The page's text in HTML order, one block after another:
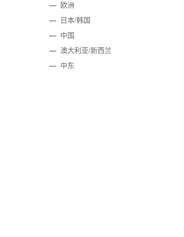
— 欧洲
— 日本/韩国
— 中国
— 澳大利亚/新西兰
— 中东